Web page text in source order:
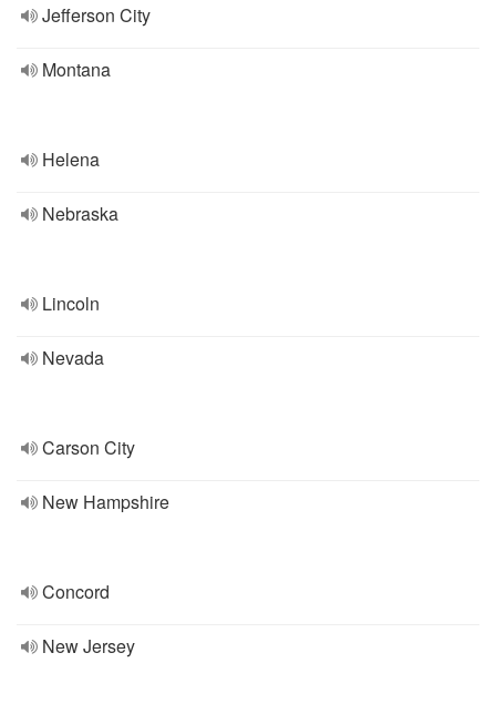
Jefferson City
Montana
Helena
Nebraska
Lincoln
Nevada
Carson City
New Hampshire
Concord
New Jersey